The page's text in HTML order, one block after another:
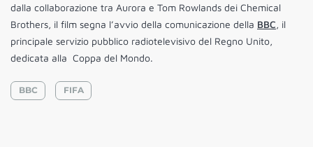
dalla collaborazione tra Aurora e Tom Rowlands dei Chemical
Brothers, il film segna l’avvio della comunicazione della BBC, il
principale servizio pubblico radiotelevisivo del Regno Unito,
dedicata alla Coppa del Mondo.
BBC FIFA